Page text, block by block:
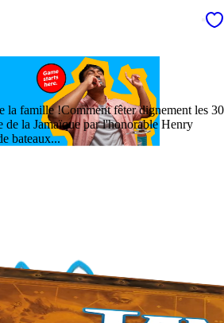
la famille !Comment fêter dignement les 30
de la Jamaïque par l'honorable Henry
bateaux...